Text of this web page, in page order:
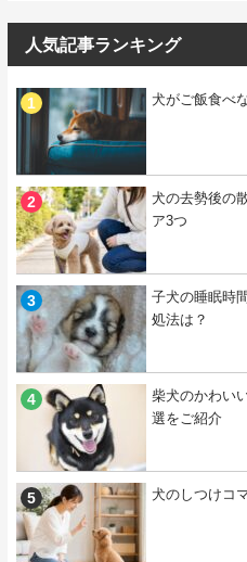
人気記事ランキング
犬がご飯食べ
犬の去勢後の
ア3つ
子犬の睡眠時
処法は？
柴犬のかわい
選をご紹介
犬のしつけコ